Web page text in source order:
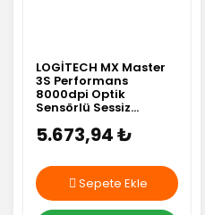
LOGİTECH MX Master
3S Performans
8000dpi Optik
Sensörlü Sessiz
(910-006560)
5.673,94 ₺
Sepete Ekle